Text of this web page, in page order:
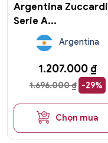
Argentina Zuccardi
Serie A...
Argentina
1.696.000₫ -29%
1.207.000 ₫
Chọn mua